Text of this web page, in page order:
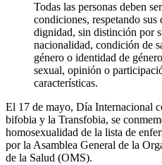
Todas las personas deben
condiciones, respetando sus
dignidad, sin distinción por
nacionalidad, condición de
género o identidad de
sexual, opinión o
características.
El 17 de mayo, Día Internacional
bifobia y la Transfobia, se
homosexualidad de la lista de
por la Asamblea General de la
de la Salud (OMS).